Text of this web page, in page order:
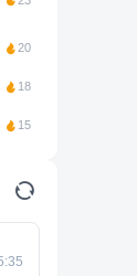
20
18
15